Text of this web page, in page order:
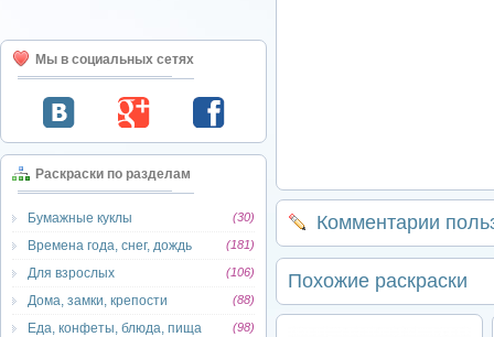
Мы в социальных сетях
Раскраски по разделам
Бумажные куклы (30)
Времена года, снег, дождь (181)
Для взрослых (106)
Дома, замки, крепости (88)
Еда, конфеты, блюда, пища (98)
Комментарии
Похожие раскраски